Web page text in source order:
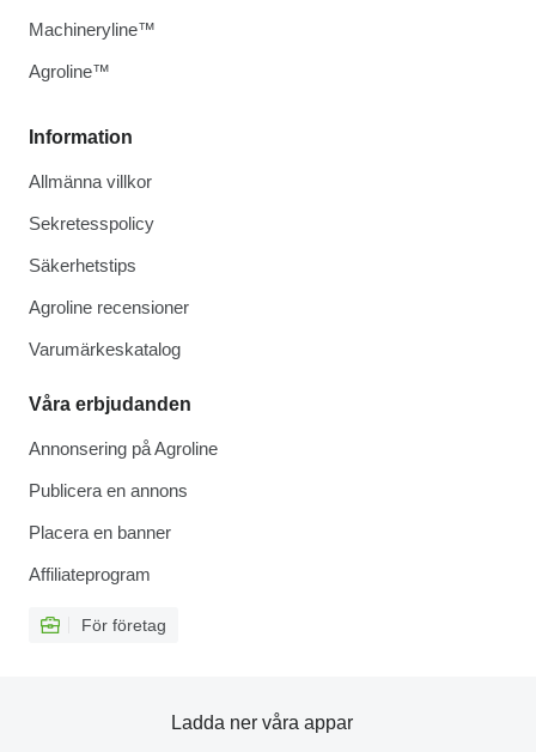
Information
Allmänna villkor
Sekretesspolicy
Säkerhetstips
Agroline recensioner
Varumärkeskatalog
Våra erbjudanden
Annonsering på Agroline
Publicera en annons
Placera en banner
Affiliateprogram
För företag
Machineryline™
Agroline™
Ladda ner våra appar